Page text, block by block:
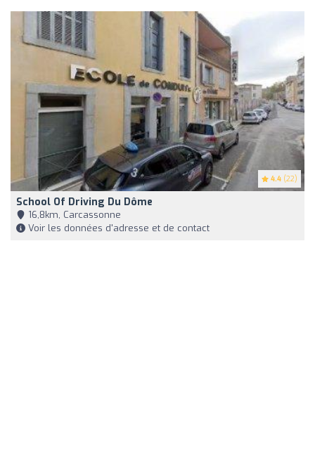
4.4 (22)
School Of Driving Du Dôme
16,8km, Carcassonne
Voir les données d'adresse et de contact